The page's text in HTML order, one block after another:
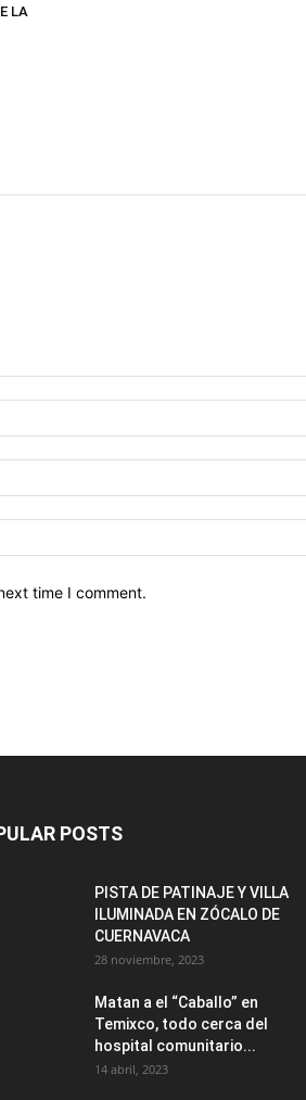
LA
time I comment.
POSTS
PISTA DE PATINAJE Y VILLA
ILUMINADA EN ZÓCALO DE
CUERNAVACA
28 noviembre, 2023
Matan a el “Caballo” en
Temixco, todo cerca del
hospital comunitario...
14 abril, 2023